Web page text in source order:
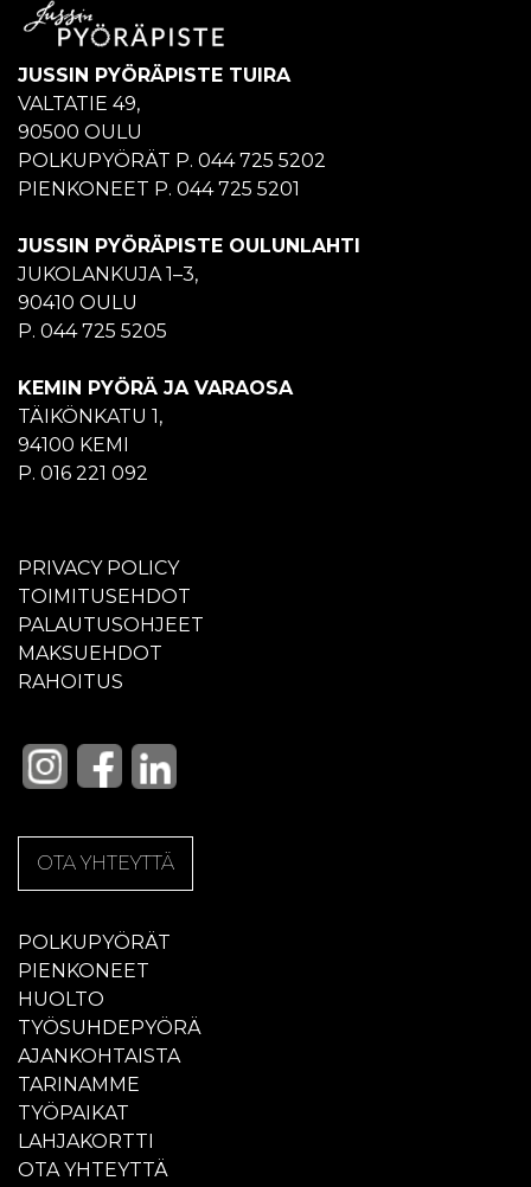
JUSSIN PYÖRÄPISTE TUIRA
VALTATIE 49,
90500 OULU
POLKUPYÖRÄT P. 044 725 5202
PIENKONEET P. 044 725 5201
JUSSIN PYÖRÄPISTE OULUNLAHTI
JUKOLANKUJA 1–3,
90410 OULU
P. 044 725 5205
KEMIN PYÖRÄ JA VARAOSA
TÄIKÖNKATU 1,
94100 KEMI
P. 016 221 092
PRIVACY POLICY
TOIMITUSEHDOT
PALAUTUSOHJEET
MAKSUEHDOT
RAHOITUS
OTA YHTEYTTÄ
POLKUPYÖRÄT
PIENKONEET
HUOLTO
TYÖSUHDEPYÖRÄ
AJANKOHTAISTA
TARINAMME
TYÖPAIKAT
LAHJAKORTTI
OTA YHTEYTTÄ